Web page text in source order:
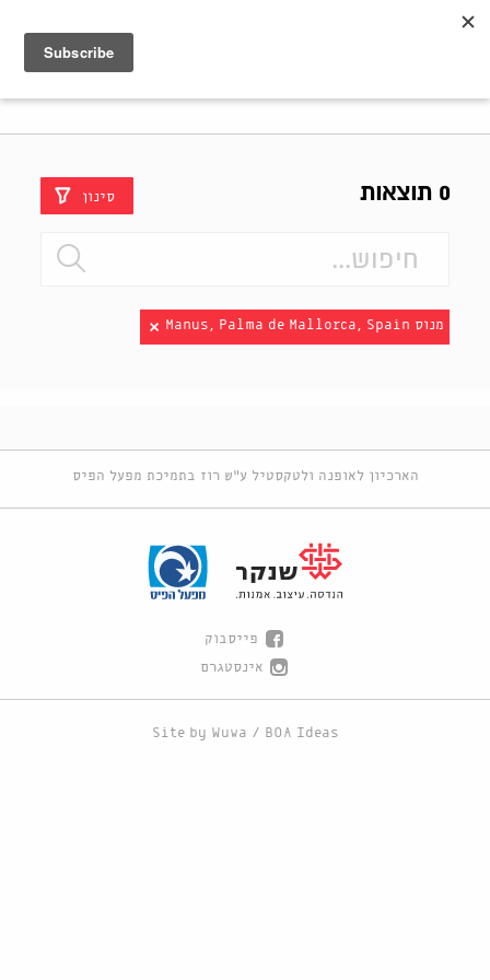
0 תוצאות סינון
מנוס Manus, Palma de Mallorca, Spain
הארכיון לאופנה ולטקסטיל ע"ש רוז בתמיכת מפעל הפיס
פייסבוק
אינסטגרם
Site by Wuwa / BOA Ideas